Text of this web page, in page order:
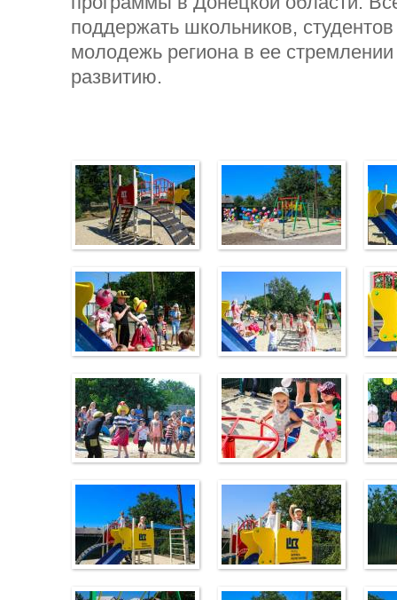
поддержать школьников,
молодежь региона в ее
развитию.